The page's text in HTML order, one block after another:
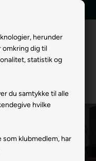
herunder
omkring dig til
statistik og
du samtykke til alle
hvilke
som klubmedlem, har
Siemens